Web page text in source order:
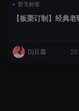
暂无标签
【板栗订制】经典老
后不是你House
Dj豆腐